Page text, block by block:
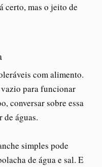
certo, mas o jeito de
com alimento.
para funcionar
conversar sobre essa
de águas.
simples pode
de água e sal. E